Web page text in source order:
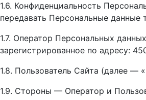
1.6. Конфиденциальность
передавать Персональные данные
1.7. Оператор Персональных
зарегистрированное по адресу:
1.8. Пользователь Сайта (далее —
1.9. Стороны — Оператор и